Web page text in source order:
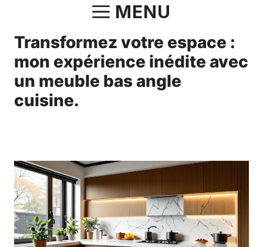
contenu
MENU
Transformez votre espace :
mon expérience inédite avec
un meuble bas angle
cuisine.